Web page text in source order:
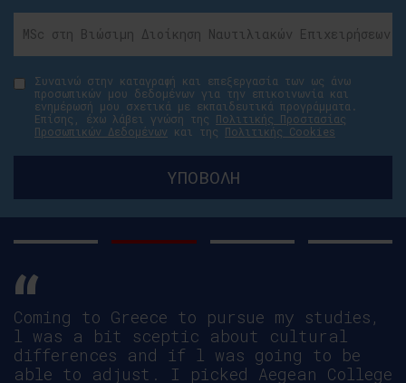
Συναινώ στην καταγραφή και επεξεργασία των ως άνω
προσωπικών μου δεδομένων για την επικοινωνία και
ενημέρωσή μου σχετικά με εκπαιδευτικά προγράμματα.
Επίσης, έχω λάβει γνώση της Πολιτικής Προστασίας
Προσωπικών Δεδομένων και της Πολιτικής Cookies
Coming to Greece to pursue my studies,
l was a bit sceptic about cultural
differences and if l was going to be
able to adjust. I picked Aegean College